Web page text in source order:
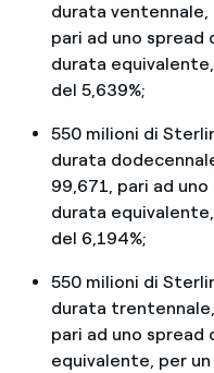
durata
pari ad uno spread
durata
del 5,639%;
550 milioni di
durata
99,671, pari ad
durata
del 6,194%;
550 milioni di
durata
pari ad uno spread
equivalente, per